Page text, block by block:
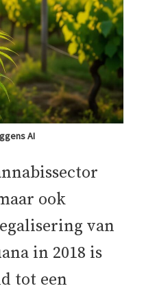
AI
ook
van
in 2018 is
tot een